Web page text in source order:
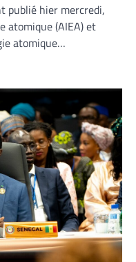
publié hier mercredi,
atomique (AIEA) et
atomique…